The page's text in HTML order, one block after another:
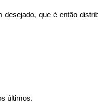
que é então
últimos.